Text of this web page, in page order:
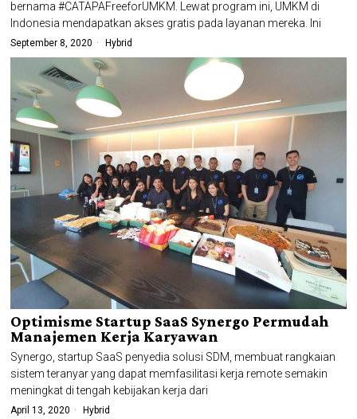
bernama #CATAPAFreeforUMKM. Lewat program ini, UMKM di
Indonesia mendapatkan akses gratis pada layanan mereka. Ini
September 8, 2020 Hybrid
Optimisme Startup SaaS Synergo Permudah
Manajemen Kerja Karyawan
Synergo, startup SaaS penyedia solusi SDM, membuat rangkaian
sistem teranyar yang dapat memfasilitasi kerja remote semakin
meningkat di tengah kebijakan kerja dari
April 13, 2020 Hybrid